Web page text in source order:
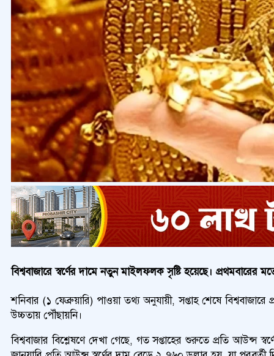
বিশ্ববাজারে স্বর্ণের দামে নতুন মাইলফলক সৃষ্টি হয়েছে।
শনিবার (১ ফেব্রুয়ারি) পাওয়া তথ্য অনুযায়ী, সপ্তাহ শেষে
উচ্চতায় পৌঁছায়নি।
বিশ্ববাজার বিশ্লেষণে দেখা গেছে, গত সপ্তাহের শুরুতে প্রতি আউন্স